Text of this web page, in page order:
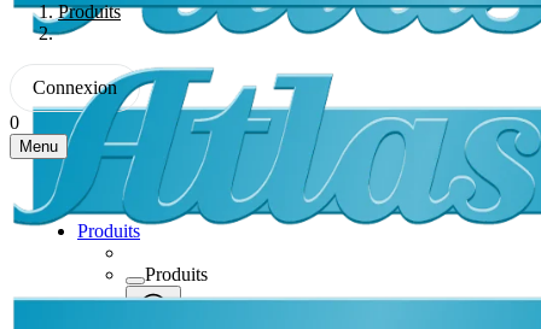
Produits
Connexion
0
Menu
Produits
Produits